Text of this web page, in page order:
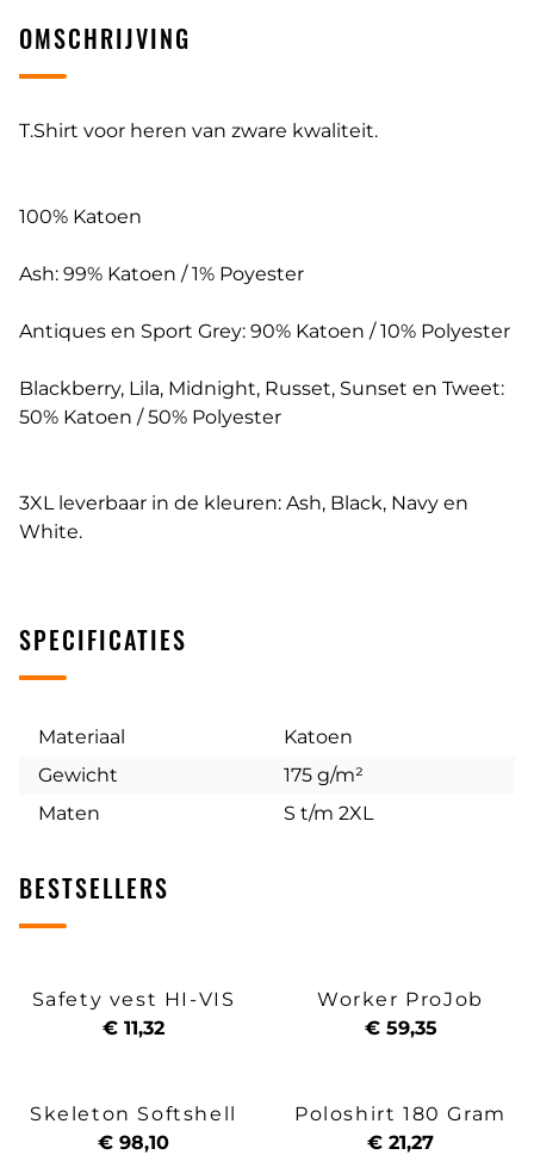
OMSCHRIJVING
T.Shirt voor heren van zware kwaliteit.
100% Katoen
Ash: 99% Katoen / 1% Poyester
Antiques en Sport Grey: 90% Katoen / 10% Polyester
Blackberry, Lila, Midnight, Russet, Sunset en Tweet:
50% Katoen / 50% Polyester
3XL leverbaar in de kleuren: Ash, Black, Navy en
White.
SPECIFICATIES
Materiaal
Katoen
Gewicht
175 g/m²
Maten
S t/m 2XL
BESTSELLERS
Safety vest HI-VIS
€ 11,32
Worker ProJob
€ 59,35
Skeleton Softshell
€ 98,10
Poloshirt 180 Gram
€ 21,27